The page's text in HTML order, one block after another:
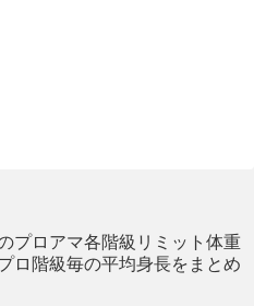
プロアマ各階級リミット体重
ロ階級毎の平均身長をまとめ